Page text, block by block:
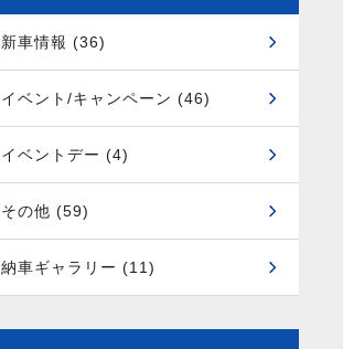
新車情報 (36)
イベント/キャンペーン (46)
イベントデー (4)
その他 (59)
納車ギャラリー (11)